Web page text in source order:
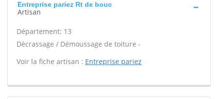
Entreprise pariez Rt de bouc
Artisan
Département: 13
Décrassage / Démoussage de toiture -
Voir la fiche artisan : Entreprise pariez